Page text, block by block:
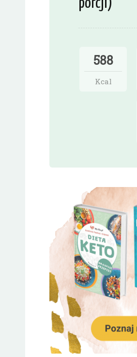
porcji)
588
Kcal